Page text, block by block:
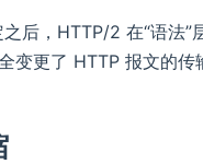
后，HTTP/2 在“语法”
变更了 HTTP 报文的传